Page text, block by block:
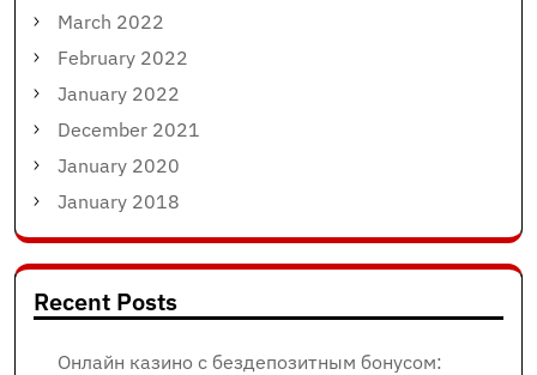
March 2022
February 2022
January 2022
December 2021
January 2020
January 2018
Recent Posts
Онлайн казино с бездепозитным бонусом: